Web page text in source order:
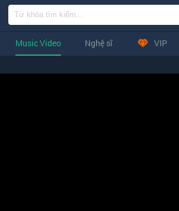
Music Video Nghệ sĩ VIP